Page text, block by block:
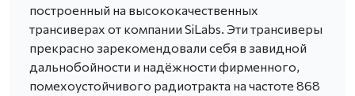
построенный на высококачественных
трансиверах от компании SiLabs. Эти трансиверы
прекрасно зарекомендовали себя в завидной
дальнобойности и надёжности фирменного,
помехоустойчивого радиотракта на частоте 868